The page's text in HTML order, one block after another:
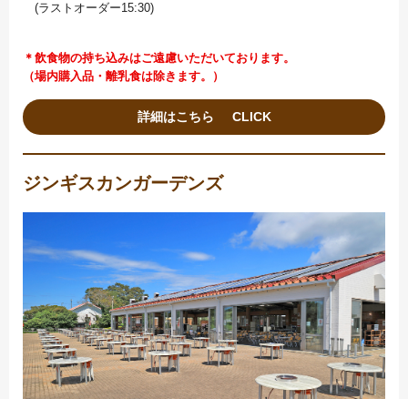
(ラストオーダー15:30)
＊飲食物の持ち込みはご遠慮いただいております。
（場内購入品・離乳食は除きます。）
詳細はこちら
ジンギスカンガーデンズ